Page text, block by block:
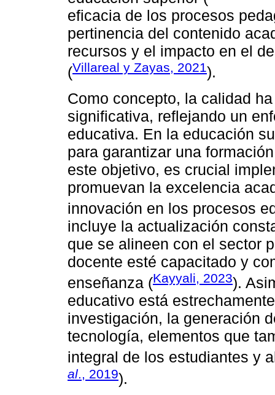
eficacia de los procesos
pertinencia del contenido
recursos y el impacto en el
(Villareal y Zayas, 2021).
Como concepto, la calidad
significativa, reflejando un
educativa. En la educación
para garantizar una
este objetivo, es crucial
promuevan la excelencia
innovación en los procesos
incluye la actualización
que se alineen con el sector
docente esté capacitado y
enseñanza (Kayyali, 2023).
educativo está
investigación, la generación
tecnología, elementos que
integral de los estudiantes y
al., 2019).